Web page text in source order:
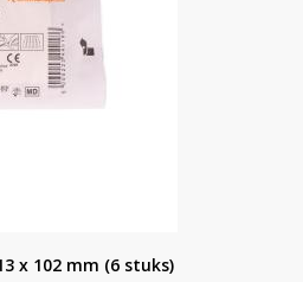
x 102 mm (6 stuks)